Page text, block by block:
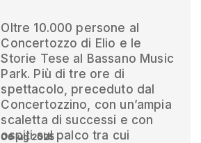
Oltre 10.000 persone al
Concertozzo di Elio e le
Storie Tese al Bassano Music
Park. Più di tre ore di
spettacolo, preceduto dal
Concertozzino, con un’ampia
scaletta di successi e con
ospiti sul palco tra cui
06 lug 2025